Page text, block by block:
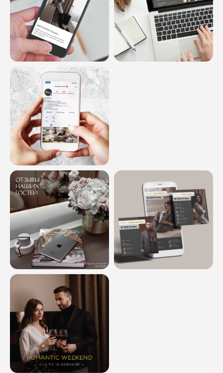
И МЫ РАССЧИТАЕМ ВАШУ
РЕКЛАМНУЮ КАМПАНИЮ
ОСТАВЬТЕ ЗАЯВКУ
Или свяжитесь с нами вTelegram
Ваше имя
Номер телефона
Комментарий
Соглашаюсь сполитикой
конфиденциальности
ОТПРАВИТЬ